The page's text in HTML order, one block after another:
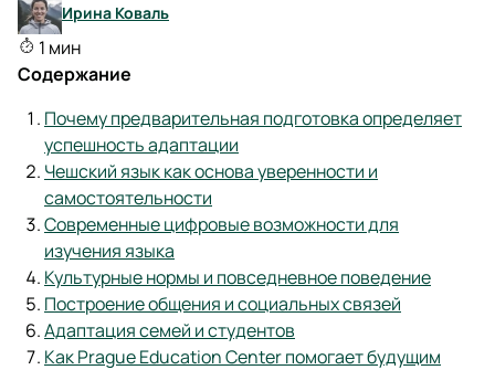
Ирина Коваль
1 мин
Содержание
Почему предварительная подготовка определяет
успешность адаптации
Чешский язык как основа уверенности и
самостоятельности
Современные цифровые возможности для
изучения языка
Культурные нормы и повседневное поведение
Построение общения и социальных связей
Адаптация семей и студентов
Как Prague Education Center помогает будущим